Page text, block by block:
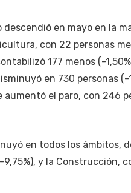
en mayo en la
con 22 personas
177 menos (-
en 730 personas (-
el paro, con 246
en todos los ámbitos,
y la Construcción,